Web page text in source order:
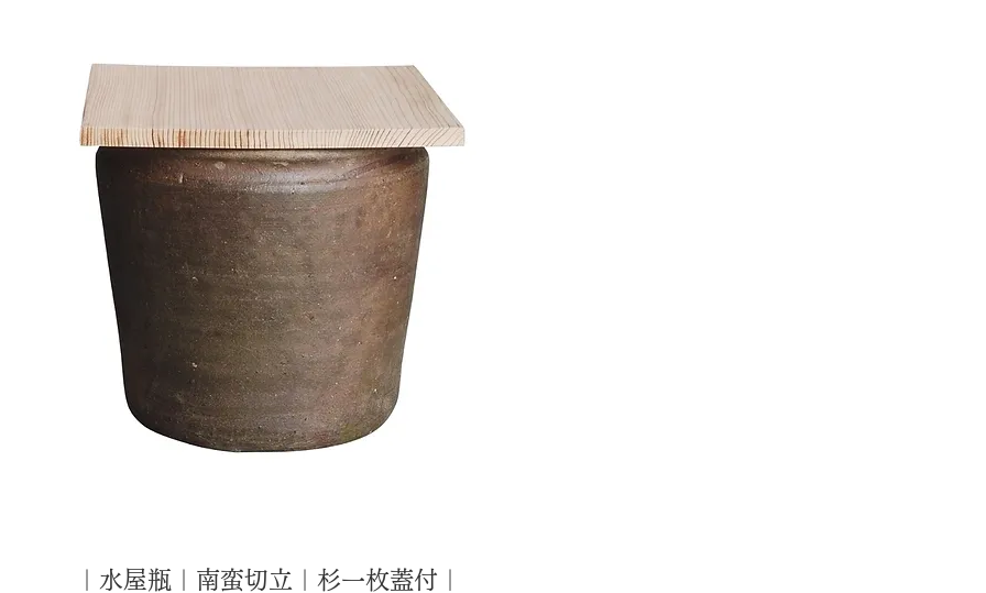
｜水屋瓶｜南蛮切立｜杉一枚蓋付｜